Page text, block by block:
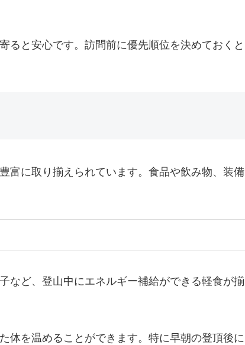
ると安心です。訪問前に優先順位を決めておくと
富に取り揃えられています。食品や飲み物、装備
など、登山中にエネルギー補給ができる軽食が揃
体を温めることができます。特に早朝の登頂後に